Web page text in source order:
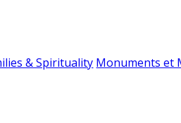
& Spirituality Monuments et